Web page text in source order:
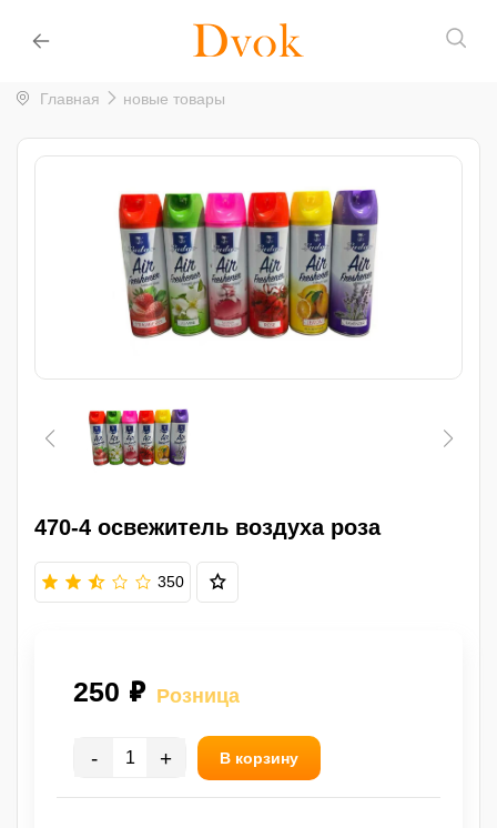
Главная новые товары
470-4 освежитель воздуха роза
350
250 ₽ Розница
- + В корзину